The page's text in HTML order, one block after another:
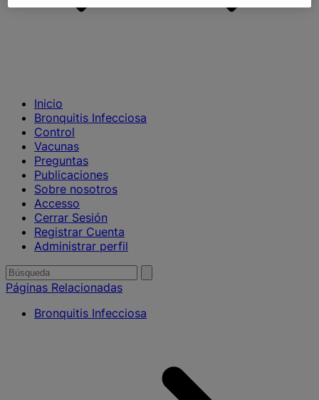
Inicio
Bronquitis Infecciosa
Control
Vacunas
Preguntas
Publicaciones
Sobre nosotros
Accesso
Cerrar Sesión
Registrar Cuenta
Administrar perfil
Buscar
por
búsqueda
Páginas Relacionadas
Bronquitis Infecciosa